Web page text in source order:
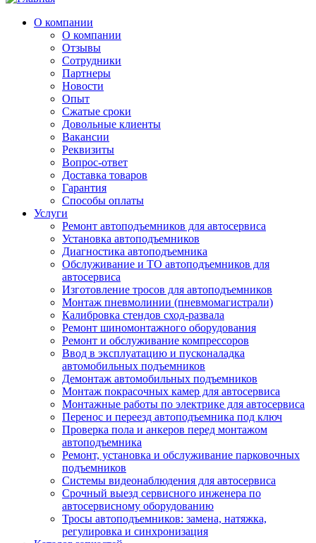
О компании
О компании
Отзывы
Сотрудники
Партнеры
Новости
Опыт
Сжатые сроки
Довольные клиенты
Вакансии
Реквизиты
Вопрос-ответ
Доставка товаров
Гарантия
Способы оплаты
Услуги
Ремонт автоподъемников для автосервиса
Установка автоподъемников
Диагностика автоподъемника
Обслуживание и ТО автоподъемников для
автосервиса
Изготовление тросов для автоподъемников
Монтаж пневмолинии (пневмомагистрали)
Калибровка стендов сход-развала
Ремонт шиномонтажного оборудования
Ремонт и обслуживание компрессоров
Ввод в эксплуатацию и пусконаладка
автомобильных подъемников
Демонтаж автомобильных подъемников
Монтаж покрасочных камер для автосервиса
Монтажные работы по электрике для автосервиса
Перенос и переезд автоподъемника под ключ
Проверка пола и анкеров перед монтажом
автоподъемника
Ремонт, установка и обслуживание парковочных
подъемников
Системы видеонаблюдения для автосервиса
Срочный выезд сервисного инженера по
автосервисному оборудованию
Тросы автоподъемников: замена, натяжка,
регулировка и синхронизация